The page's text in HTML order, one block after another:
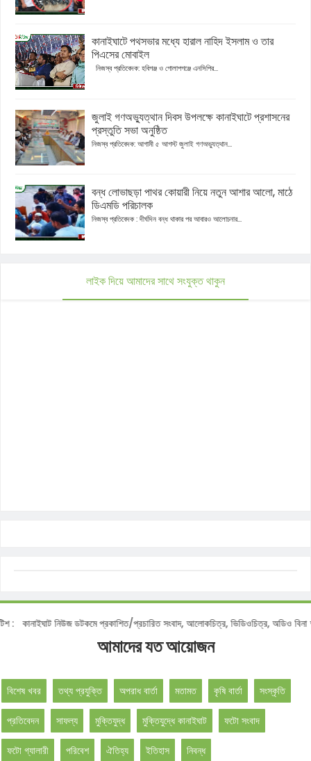
কানাইঘাটে পথসভার মধ্যে হারাল নাহিদ ইসলাম ও তার
পিএসের মোবাইল
নিজস্ব প্রতিবেদক: হবিগঞ্জ ও গোলাপগঞ্জে এনসিপির...
জুলাই গণঅভ্যুত্থান দিবস উপলক্ষে কানাইঘাটে প্রশাসনের
প্রস্তুতি সভা অনুষ্ঠিত
নিজস্ব প্রতিবেদক: আগামী ৫ আগস্ট জুলাই গণঅভ্যুত্থান...
বন্ধ লোভাছড়া পাথর কোয়ারী নিয়ে নতুন আশার আলো, মাঠে
ডিএমডি পরিচালক
নিজস্ব প্রতিবেদক : দীর্ঘদিন বন্ধ থাকার পর আবারও আলোচনার...
লাইক দিয়ে আমাদের সাথে সংযুক্ত থাকুন
: কানাইঘাট নিউজ ডটকমে প্রকাশিত/প্রচারিত সংবাদ, আলোকচিত্র, ভিডিওচিত্র, অডিও
আমাদের যত আয়োজন
বিশেষ খবর তথ্য প্রযুক্তি অপরাধ বার্তা মতামত কৃষি বার্তা সংস্কৃতি
প্রতিবেদন সাফল্য মুক্তিযুদ্ধ মুক্তিযুদ্ধে কানাইঘাট ফটো সংবাদ
ফটো গ্যালারী পরিবেশ ঐতিহ্য ইতিহাস নিবন্ধ